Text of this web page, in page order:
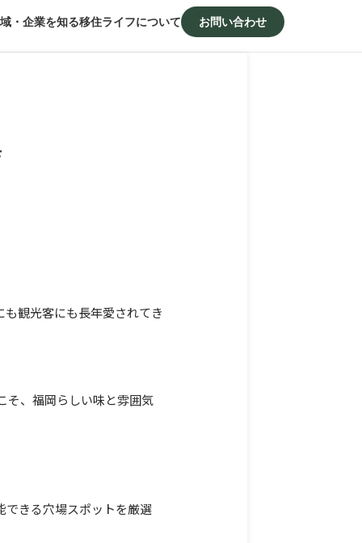
・企業を知る移住ライフについて お問い合わせ
観光客にも長年愛されてき
そ、福岡らしい味と雰囲気
できる穴場スポットを厳選